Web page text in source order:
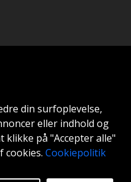
din surfoplevelse,
eller indhold og
klikke på "Accepter alle"
cookies. Cookiepolitik